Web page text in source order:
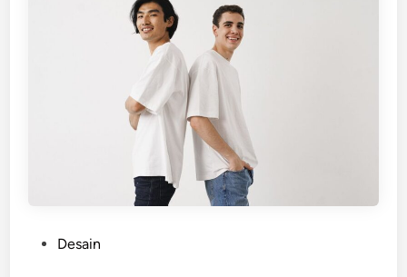
Desain